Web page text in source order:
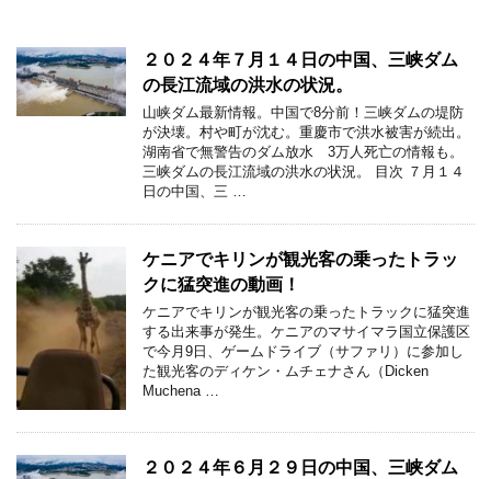
２０２４年７月１４日の中国、三峡ダム
の長江流域の洪水の状況。
山峡ダム最新情報。中国で8分前！三峡ダムの堤防
が決壊。村や町が沈む。重慶市で洪水被害が続出。
湖南省で無警告のダム放水 3万人死亡の情報も。
三峡ダムの長江流域の洪水の状況。 目次 ７月１４
日の中国、三 …
ケニアでキリンが観光客の乗ったトラッ
クに猛突進の動画！
ケニアでキリンが観光客の乗ったトラックに猛突進
する出来事が発生。ケニアのマサイマラ国立保護区
で今月9日、ゲームドライブ（サファリ）に参加し
た観光客のディケン・ムチェナさん（Dicken
Muchena …
２０２４年６月２９日の中国、三峡ダム